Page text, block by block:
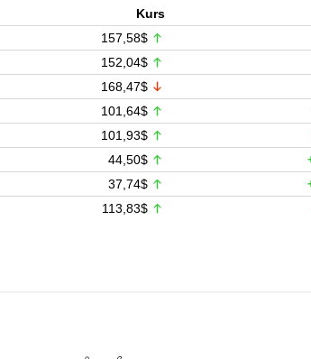
Kurs
157,58$
152,04$
168,47$
101,64$
101,93$
44,50$
37,74$
113,83$